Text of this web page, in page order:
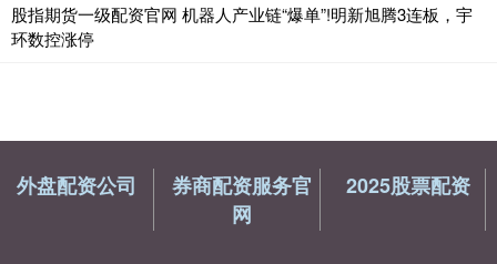
股指期货一级配资官网 机器人产业链“爆单”!明新旭腾3连板，宇
环数控涨停
外盘配资公司
券商配资服务官
网
2025股票配资